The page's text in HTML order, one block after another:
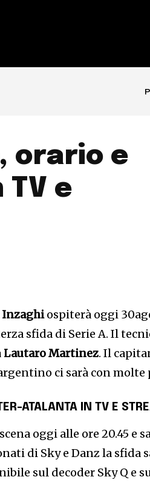
orario e
e
Inzaghiospiterà oggi
sfida di Serie A. Il
Lautaro Martinez. Il
ci sarà con
ATALANTA IN TV E
oggi alle ore 20.45 e
di Sky e Danz la sfida
sul decoder Sky Q e